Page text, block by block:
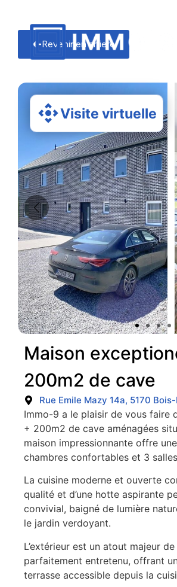
Revenir en arriere
Visite virtuelle
Maison
200m2 de cave
Rue Emile Mazy 14a, 5170
Immo-9 a le plaisir de vous faire
+ 200m2 de cave aménagées
maison impressionnante offre
chambres confortables et 3
La cuisine moderne et ouverte
qualité et d’une hotte aspirante
convivial, baigné de lumière
le jardin verdoyant.
L’extérieur est un atout majeur
parfaitement entretenu, offrant
terrasse accessible depuis la